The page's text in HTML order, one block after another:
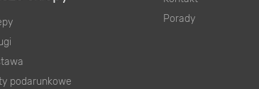
podarunkowe
Porady